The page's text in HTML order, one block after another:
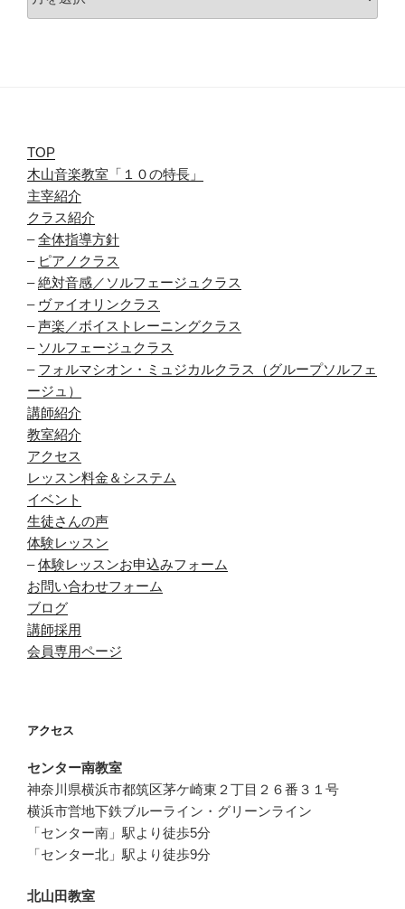
ー
TOP
木山音楽教室「１０の特長」
主宰紹介
クラス紹介
–全体指導方針
– ピアノクラス
–絶対音感／ソルフェージュクラス
– ヴァイオリンクラス
–声楽／ボイストレーニングクラス
– ソルフェージュクラス
– フォルマシオン・ミュジカルクラス（グループソルフェ
ージュ）
講師紹介
教室紹介
アクセス
レッスン料金＆システム
イベント
生徒さんの声
体験レッスン
–体験レッスンお申込みフォーム
お問い合わせフォーム
ブログ
講師採用
会員専用ページ
アクセス
センター南教室
神奈川県横浜市都筑区茅ケ崎東２丁目２６番３１号
横浜市営地下鉄ブルーライン・グリーンライン
「センター南」駅より徒歩5分
「センター北」駅より徒歩9分
北山田教室